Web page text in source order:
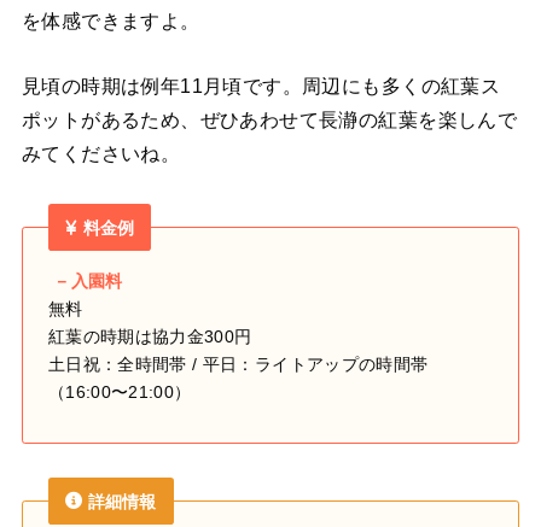
を体感できますよ。
見頃の時期は例年11月頃です。周辺にも多くの紅葉ス
ポットがあるため、ぜひあわせて長瀞の紅葉を楽しんで
みてくださいね。
料金例
－入園料
無料
紅葉の時期は協力金300円
土日祝：全時間帯 / 平日：ライトアップの時間帯
（16:00〜21:00）
詳細情報